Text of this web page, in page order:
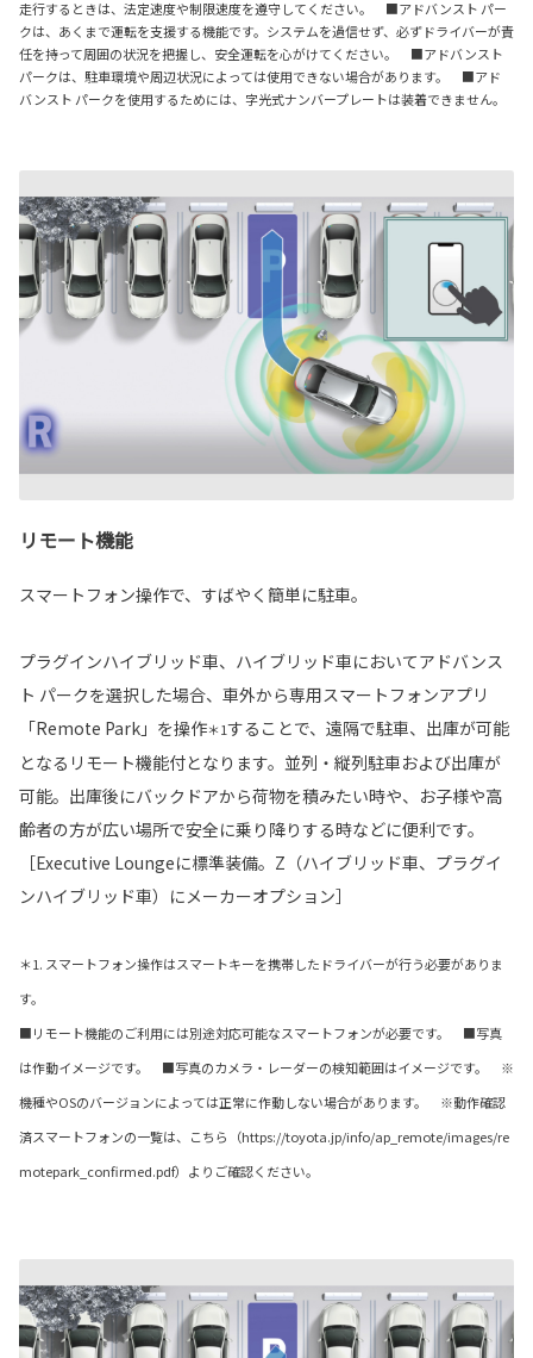
走行するときは、法定速度や制限速度を遵守してください。 ■アドバンスト パー
クは、あくまで運転を支援する機能です。システムを過信せず、必ずドライバーが責
任を持って周囲の状況を把握し、安全運転を心がけてください。 ■アドバンスト
パークは、駐車環境や周辺状況によっては使用できない場合があります。 ■アド
バンスト パークを使用するためには、字光式ナンバープレートは装着できません。
リモート機能
スマートフォン操作で、すばやく簡単に駐車。
プラグインハイブリッド車、ハイブリッド車においてアドバンス
ト パークを選択した場合、車外から専用スマートフォンアプリ
「Remote Park」を操作＊1することで、遠隔で駐車、出庫が可能
となるリモート機能付となります。並列・縦列駐車および出庫が
可能。出庫後にバックドアから荷物を積みたい時や、お子様や高
齢者の方が広い場所で安全に乗り降りする時などに便利です。
［Executive Loungeに標準装備。Z（ハイブリッド車、プラグイ
ンハイブリッド車）にメーカーオプション］
＊1. スマートフォン操作はスマートキーを携帯したドライバーが行う必要がありま
す。
■リモート機能のご利用には別途対応可能なスマートフォンが必要です。 ■写真
は作動イメージです。 ■写真のカメラ・レーダーの検知範囲はイメージです。 ※
機種やOSのバージョンによっては正常に作動しない場合があります。 ※動作確認
済スマートフォンの一覧は、こちら（https://toyota.jp/info/ap_remote/images/re
motepark_confirmed.pdf）よりご確認ください。